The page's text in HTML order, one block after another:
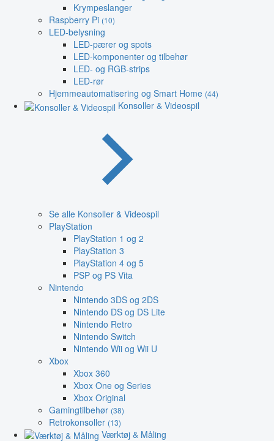
Krympeslanger
Raspberry Pi (10)
LED-belysning
LED-pærer og spots
LED-komponenter og tilbehør
LED- og RGB-strips
LED-rør
Hjemmeautomatisering og Smart Home (44)
Konsoller & Videospil
Se alle Konsoller & Videospil
PlayStation
PlayStation 1 og 2
PlayStation 3
PlayStation 4 og 5
PSP og PS Vita
Nintendo
Nintendo 3DS og 2DS
Nintendo DS og DS Lite
Nintendo Retro
Nintendo Switch
Nintendo Wii og Wii U
Xbox
Xbox 360
Xbox One og Series
Xbox Original
Gamingtilbehør (38)
Retrokonsoller (13)
Værktøj & Måling